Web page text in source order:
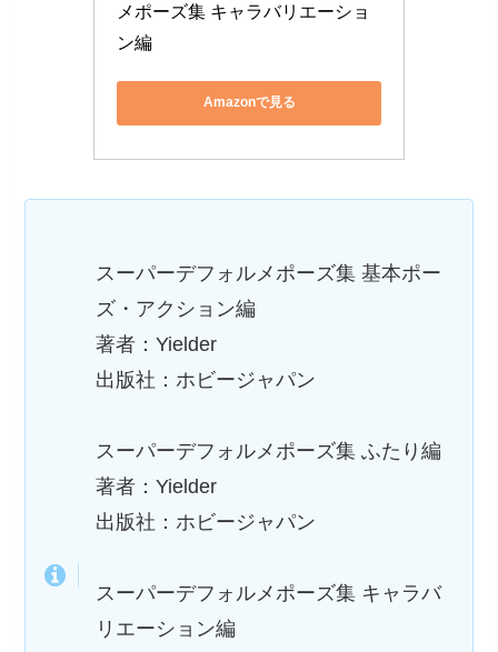
メポーズ集 キャラバリエーショ
ン編
Amazonで見る
スーパーデフォルメポーズ集 基本ポー
ズ・アクション編
著者：Yielder
出版社：ホビージャパン
スーパーデフォルメポーズ集 ふたり編
著者：Yielder
出版社：ホビージャパン
スーパーデフォルメポーズ集 キャラバ
リエーション編